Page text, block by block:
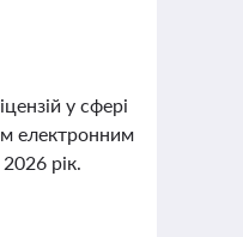
у сфері
електронним
рік.